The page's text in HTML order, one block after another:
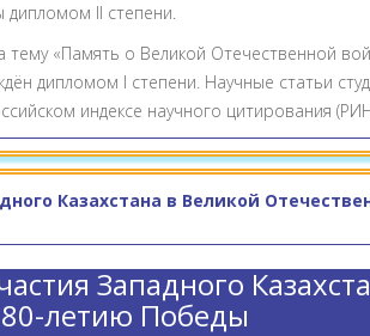
дипломом II степени.
тему «Память о Великой Отечественной
дипломом I степени. Научные статьи
индексе научного цитирования
Казахстана в Великой
Западного
летию Победы